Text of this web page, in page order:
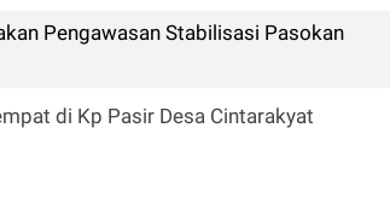
Pengawasan Stabilisasi Pasokan
di Kp Pasir Desa Cintarakyat